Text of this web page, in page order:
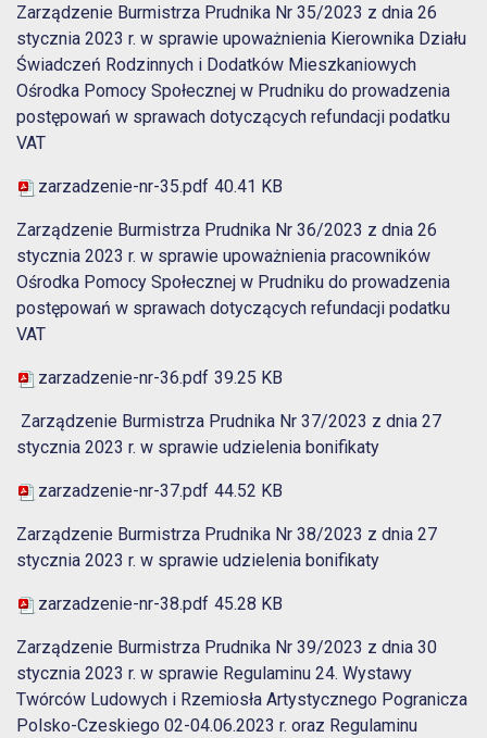
Zarządzenie Burmistrza Prudnika Nr 35/2023 z dnia 26
stycznia 2023 r. w sprawie upoważnienia Kierownika Działu
Świadczeń Rodzinnych i Dodatków Mieszkaniowych
Ośrodka Pomocy Społecznej w Prudniku do prowadzenia
postępowań w sprawach dotyczących refundacji podatku
VAT
zarzadzenie-nr-35.pdf 40.41 KB
Zarządzenie Burmistrza Prudnika Nr 36/2023 z dnia 26
stycznia 2023 r. w sprawie upoważnienia pracowników
Ośrodka Pomocy Społecznej w Prudniku do prowadzenia
postępowań w sprawach dotyczących refundacji podatku
VAT
zarzadzenie-nr-36.pdf 39.25 KB
Zarządzenie Burmistrza Prudnika Nr 37/2023 z dnia 27
stycznia 2023 r. w sprawie udzielenia bonifikaty
zarzadzenie-nr-37.pdf 44.52 KB
Zarządzenie Burmistrza Prudnika Nr 38/2023 z dnia 27
stycznia 2023 r. w sprawie udzielenia bonifikaty
zarzadzenie-nr-38.pdf 45.28 KB
Zarządzenie Burmistrza Prudnika Nr 39/2023 z dnia 30
stycznia 2023 r. w sprawie Regulaminu 24. Wystawy
Twórców Ludowych i Rzemiosła Artystycznego Pogranicza
Polsko-Czeskiego 02-04.06.2023 r. oraz Regulaminu